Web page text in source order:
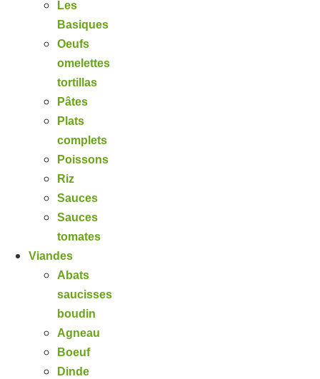
Les
Basiques
Oeufs
omelettes
tortillas
Pâtes
Plats
complets
Poissons
Riz
Sauces
Sauces
tomates
Viandes
Abats
saucisses
boudin
Agneau
Boeuf
Dinde